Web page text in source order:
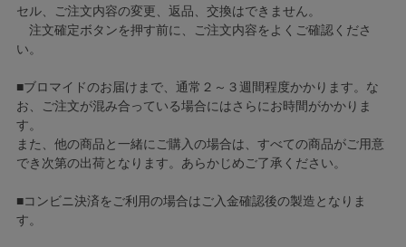
セル、ご注文内容の変更、返品、交換はできません。
注文確定ボタンを押す前に、ご注文内容をよくご確認くださ
い。
■ブロマイドのお届けまで、通常２～３週間程度かかります。な
お、ご注文が混み合っている場合にはさらにお時間がかかりま
す。
また、他の商品と一緒にご購入の場合は、すべての商品がご用意
でき次第の出荷となります。あらかじめご了承ください。
■コンビニ決済をご利用の場合はご入金確認後の製造となりま
す。